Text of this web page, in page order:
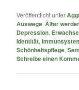
Veröffentlicht unter
Auswege,Älter
Depression,
Identität,
Schönheitspflege,
Schreibe einen